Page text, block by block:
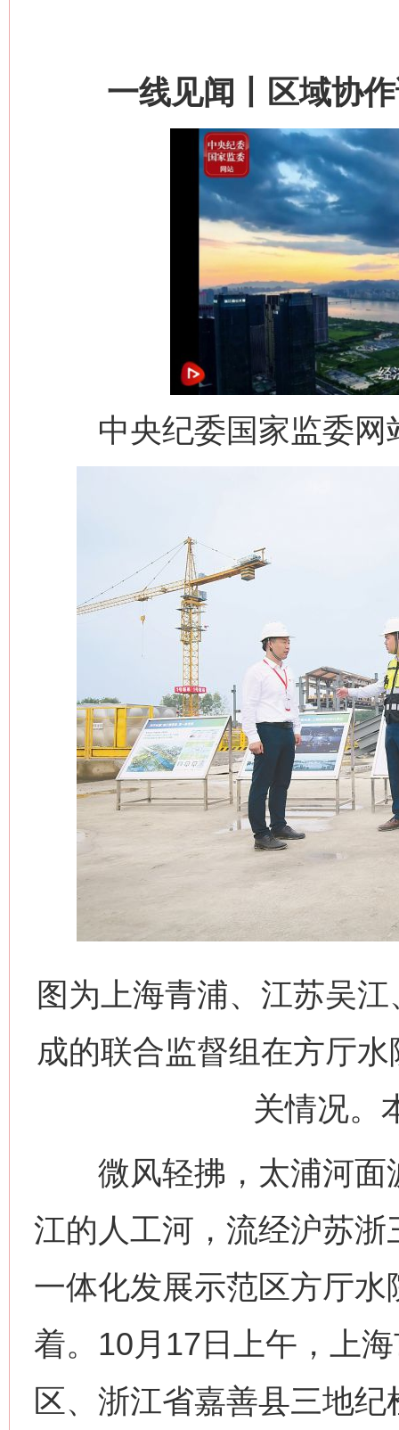
一线见闻丨区域协作
中央纪委国家监委网
图为上海青浦、江苏吴
成的联合监督组在方厅
关情况。
微风轻拂，太浦河面
江的人工河，流经沪苏
一体化发展示范区方厅
着。10月17日上午，上
区、浙江省嘉善县三地